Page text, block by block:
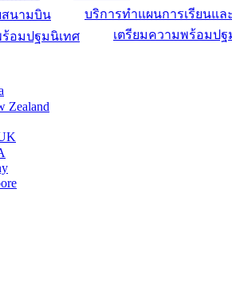
บริการทำแผนการเรียนแล
เตรียมความพร้อมปฐ
Zealand